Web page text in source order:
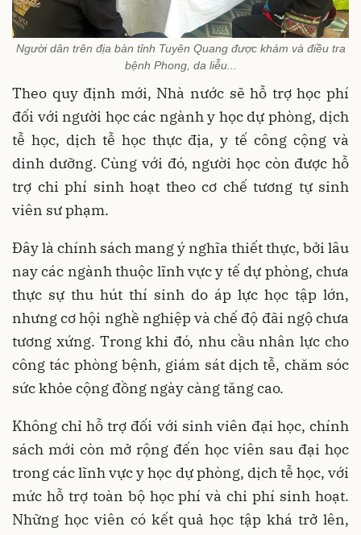
Người dân trên địa bàn tỉnh Tuyên Quang được khám và điều tra
bệnh Phong, da liễu...
Theo quy định mới, Nhà nước sẽ hỗ trợ học phí
đối với người học các ngành y học dự phòng, dịch
tễ học, dịch tễ học thực địa, y tế công cộng và
dinh dưỡng. Cùng với đó, người học còn được hỗ
trợ chi phí sinh hoạt theo cơ chế tương tự sinh
viên sư phạm.
Đây là chính sách mang ý nghĩa thiết thực, bởi lâu
nay các ngành thuộc lĩnh vực y tế dự phòng, chưa
thực sự thu hút thí sinh do áp lực học tập lớn,
nhưng cơ hội nghề nghiệp và chế độ đãi ngộ chưa
tương xứng. Trong khi đó, nhu cầu nhân lực cho
công tác phòng bệnh, giám sát dịch tễ, chăm sóc
sức khỏe cộng đồng ngày càng tăng cao.
Không chỉ hỗ trợ đối với sinh viên đại học, chính
sách mới còn mở rộng đến học viên sau đại học
trong các lĩnh vực y học dự phòng, dịch tễ học, với
mức hỗ trợ toàn bộ học phí và chi phí sinh hoạt.
Những học viên có kết quả học tập khá trở lên,